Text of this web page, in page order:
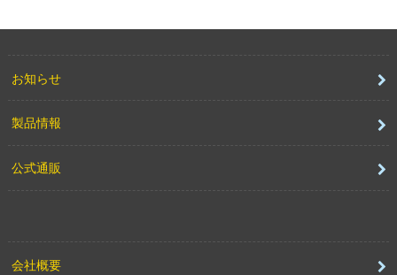
お知らせ
製品情報
公式通販
会社概要